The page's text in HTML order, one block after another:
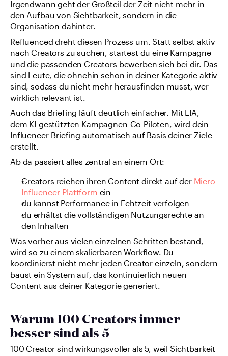
Irgendwann geht der Großteil der Zeit nicht mehr in
den Aufbau von Sichtbarkeit, sondern in die
Organisation dahinter.
Refluenced dreht diesen Prozess um. Statt selbst aktiv
nach Creators zu suchen, startest du eine Kampagne
und die passenden Creators bewerben sich bei dir. Das
sind Leute, die ohnehin schon in deiner Kategorie aktiv
sind, sodass du nicht mehr herausfinden musst, wer
wirklich relevant ist.
Auch das Briefing läuft deutlich einfacher. Mit LIA,
dem KI-gestützten Kampagnen-Co-Piloten, wird dein
Influencer-Briefing automatisch auf Basis deiner Ziele
erstellt.
Ab da passiert alles zentral an einem Ort:
Creators reichen ihren Content direkt auf der Micro-
Influencer-Plattform ein
du kannst Performance in Echtzeit verfolgen
du erhältst die vollständigen Nutzungsrechte an
den Inhalten
Was vorher aus vielen einzelnen Schritten bestand,
wird so zu einem skalierbaren Workflow. Du
koordinierst nicht mehr jeden Creator einzeln, sondern
baust ein System auf, das kontinuierlich neuen
Content aus deiner Kategorie generiert.
Warum 100 Creators immer
besser sind als 5
100 Creator sind wirkungsvoller als 5, weil Sichtbarkeit